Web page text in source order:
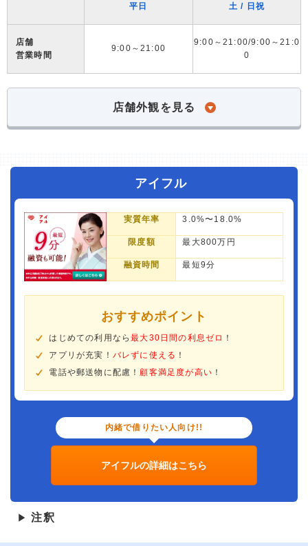
平日 土 / 日祝
店舗
営業時間
9:00～21:00
9:00～21:00/9:00～21:0
0
店舗外観を見る
アイフル
実質年率 3.0%〜18.0%
限度額 最大800万円
融資時間 最短9分
おすすめポイント
はじめての利用なら最大30日間の利息ゼロ ！
アプリが充実！ バレずに使える ！
電話や郵送物に配慮！顧客満足度が高い ！
内緒で借りたい人向け!!
アイフルの詳細はこちら
▶ 注釈